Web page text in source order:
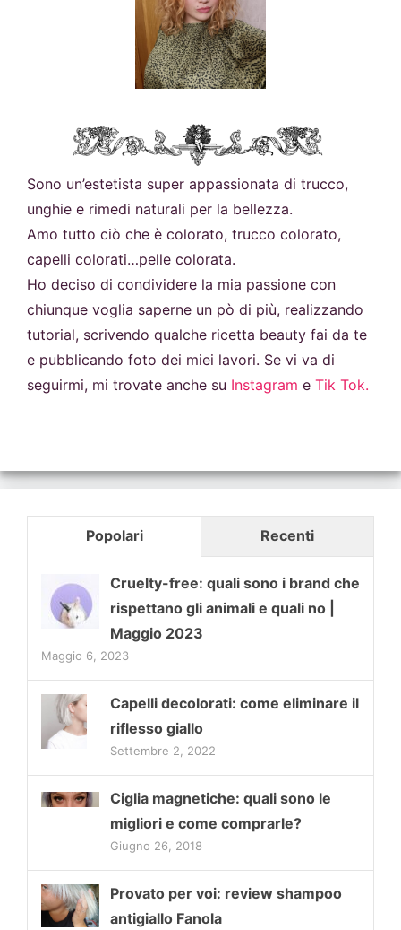
Sono un’estetista super appassionata di trucco,
unghie e rimedi naturali per la bellezza.
Amo tutto ciò che è colorato, trucco colorato,
capelli colorati…pelle colorata.
Ho deciso di condividere la mia passione con
chiunque voglia saperne un pò di più, realizzando
tutorial, scrivendo qualche ricetta beauty fai da te
e pubblicando foto dei miei lavori. Se vi va di
seguirmi, mi trovate anche su Instagram e Tik Tok.
Popolari Recenti
Cruelty-free: quali sono i brand che
rispettano gli animali e quali no |
Maggio 2023
Maggio 6, 2023
Capelli decolorati: come eliminare il
riflesso giallo
Settembre 2, 2022
Ciglia magnetiche: quali sono le
migliori e come comprarle?
Giugno 26, 2018
Provato per voi: review shampoo
antigiallo Fanola